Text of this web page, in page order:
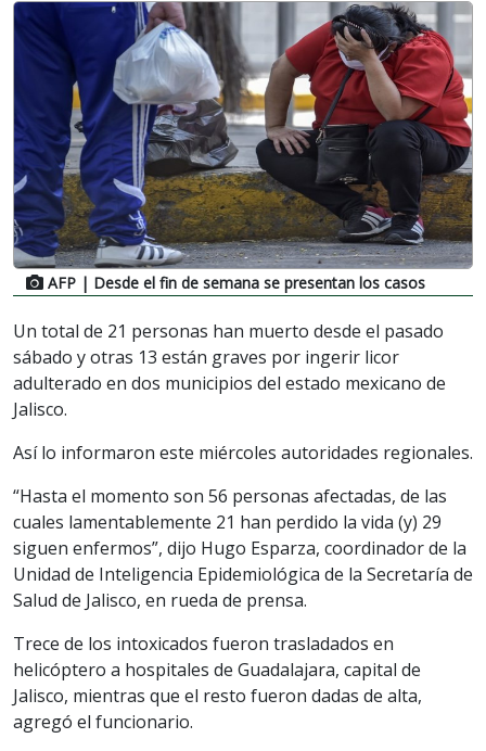
AFP | Desde el fin de semana se presentan los casos
Un total de 21 personas han muerto desde el pasado
sábado y otras 13 están graves por ingerir licor
adulterado en dos municipios del estado mexicano de
Jalisco.
Así lo informaron este miércoles autoridades regionales.
“Hasta el momento son 56 personas afectadas, de las
cuales lamentablemente 21 han perdido la vida (y) 29
siguen enfermos”, dijo Hugo Esparza, coordinador de la
Unidad de Inteligencia Epidemiológica de la Secretaría de
Salud de Jalisco, en rueda de prensa.
Trece de los intoxicados fueron trasladados en
helicóptero a hospitales de Guadalajara, capital de
Jalisco, mientras que el resto fueron dadas de alta,
agregó el funcionario.